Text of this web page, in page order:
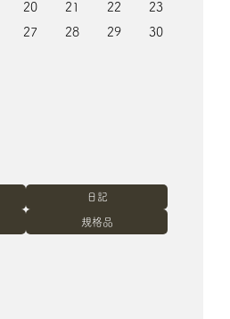
20 21 22
23
27 28 29
30
日記
規格品